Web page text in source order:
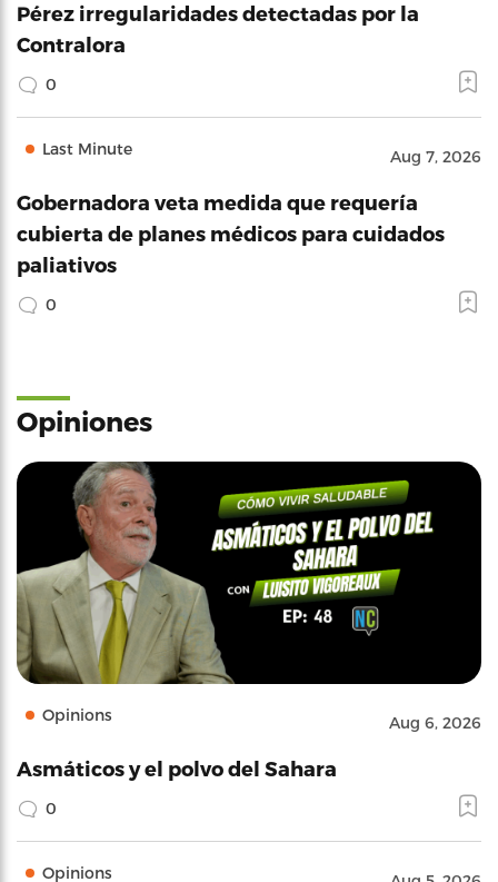
Pérez irregularidades detectadas por la
Contralora
0
Last Minute Aug 7, 2026
Gobernadora veta medida que requería
cubierta de planes médicos para cuidados
paliativos
0
Opiniones
Opinions Aug 6, 2026
Asmáticos y el polvo del Sahara
0
Opinions